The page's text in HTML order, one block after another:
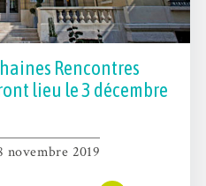
Rencontres
lieu le 3 décembre
novembre 2019